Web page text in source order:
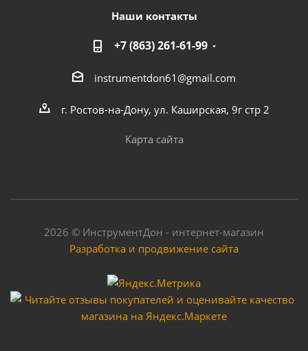
Наши контакты
+7 (863) 261-61-99
instrumentdon61@gmail.com
г. Ростов-на-Дону, ул. Каширская, 9г стр 2
Карта сайта
2026 © ИнструментДон - интернет-магазин
Разработка и продвижение сайта